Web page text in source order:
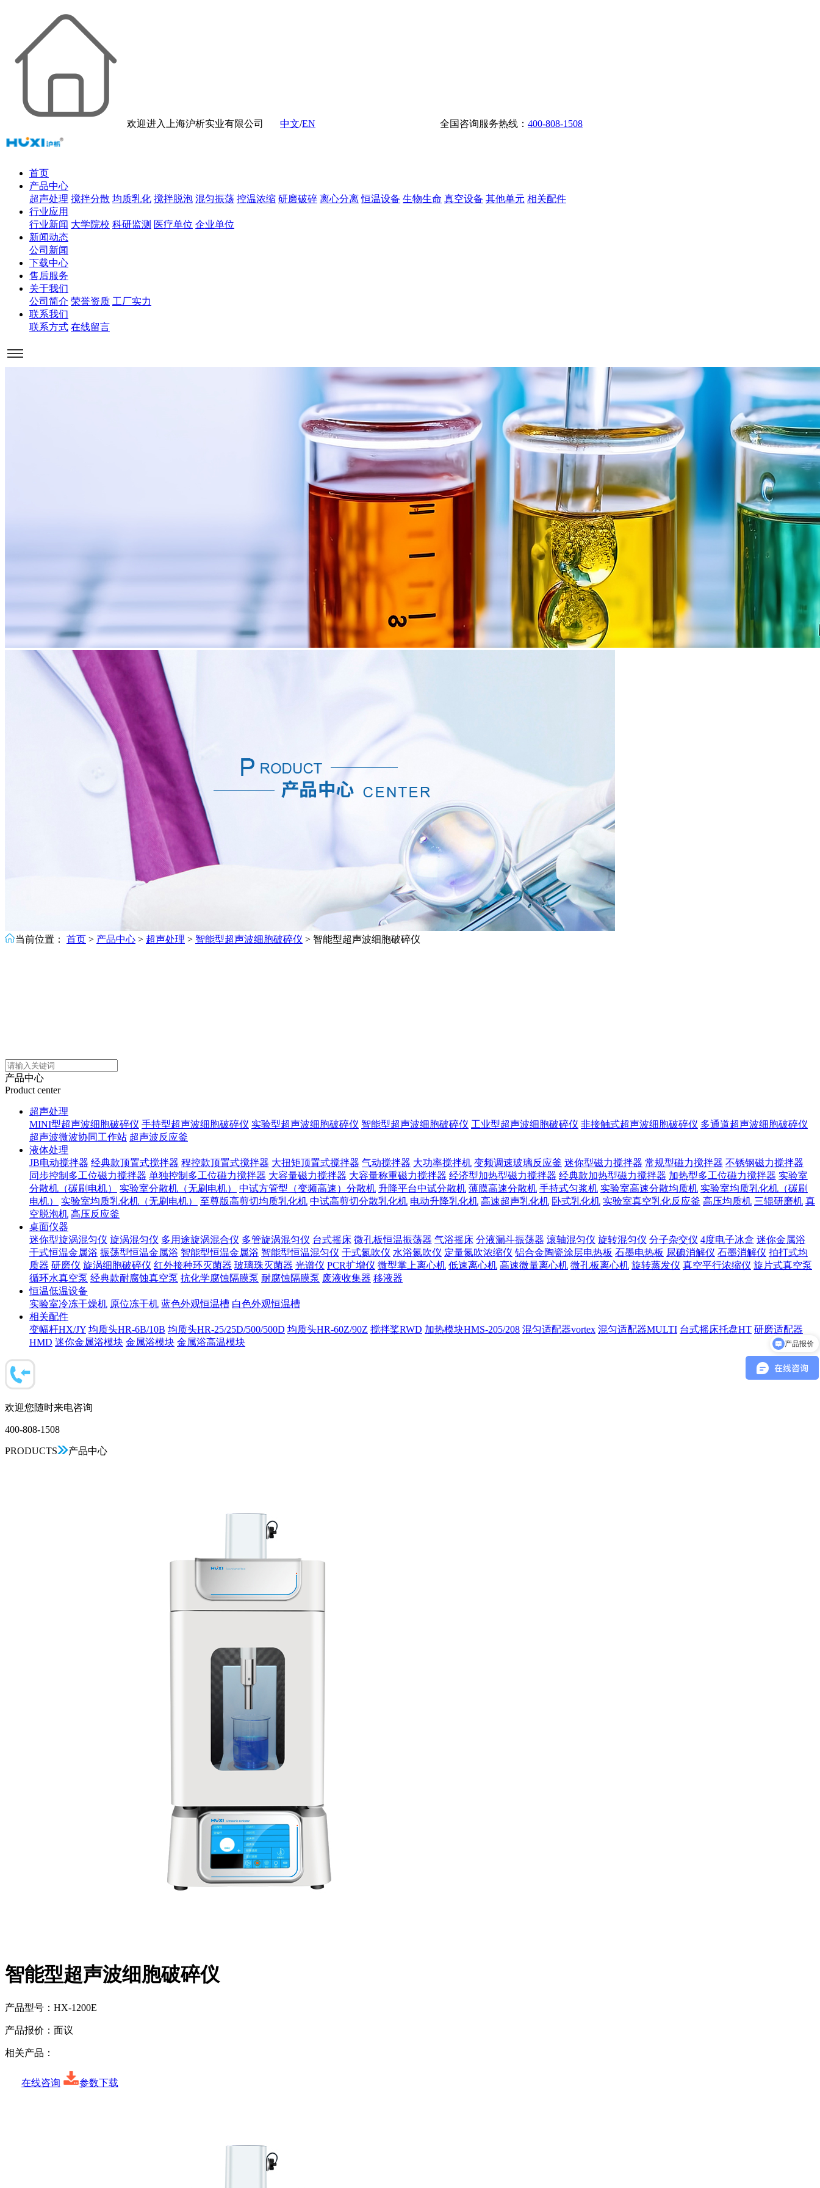
欢迎进入上海沪析实业有限公司 中文/EN 全国咨询服务热线： 400-808-1508
首页
产品中心
超声处理 搅拌分散 均质乳化 搅拌脱泡 混匀振荡 控温浓缩 研磨破碎 离心分离 恒温设备 生物生命 真空设备 其他单元 相关配件
行业应用
行业新闻 大学院校 科研监测 医疗单位 企业单位
新闻动态
公司新闻
下载中心
售后服务
关于我们
公司简介 荣誉资质 工厂实力
联系我们
联系方式 在线留言
当前位置： 首页 > 产品中心 > 超声处理 > 智能型超声波细胞破碎仪 > 智能型超声波细胞破碎仪
产品中心
Product center
超声处理
MINI型超声波细胞破碎仪 手持型超声波细胞破碎仪 实验型超声波细胞破碎仪 智能型超声波细胞破碎仪 工业型超声波细胞破碎仪 非接触式超声波细胞破碎仪 多通道超声波细胞破碎仪
超声波微波协同工作站 超声波反应釜
液体处理
JB电动搅拌器 经典款顶置式搅拌器 程控款顶置式搅拌器 大扭矩顶置式搅拌器 气动搅拌器 大功率搅拌机 变频调速玻璃反应釜 迷你型磁力搅拌器 常规型磁力搅拌器 不锈钢磁力搅拌器
同步控制多工位磁力搅拌器 单独控制多工位磁力搅拌器 大容量磁力搅拌器 大容量称重磁力搅拌器 经济型加热型磁力搅拌器 经典款加热型磁力搅拌器 加热型多工位磁力搅拌器 实验室
分散机（碳刷电机）
实验室分散机（无刷电机） 中试方管型（变频高速）分散机 升降平台中试分散机 薄膜高速分散机 手持式匀浆机 实验室高速分散均质机 实验室均质乳化机（碳刷
电机）
实验室均质乳化机（无刷电机） 至尊版高剪切均质乳化机 中试高剪切分散乳化机 电动升降乳化机 高速超声乳化机 卧式乳化机 实验室真空乳化反应釜 高压均质机 三辊研磨机 真
空脱泡机 高压反应釜
桌面仪器
迷你型旋涡混匀仪 旋涡混匀仪 多用途旋涡混合仪 多管旋涡混匀仪 台式摇床 微孔板恒温振荡器 气浴摇床 分液漏斗振荡器 滚轴混匀仪 旋转混匀仪 分子杂交仪 4度电子冰盒 迷你金属浴
干式恒温金属浴 振荡型恒温金属浴 智能型恒温金属浴 智能型恒温混匀仪 干式氮吹仪 水浴氮吹仪 定量氮吹浓缩仪 铝合金陶瓷涂层电热板 石墨电热板 尿碘消解仪 石墨消解仪 拍打式均
质器 研磨仪 旋涡细胞破碎仪 红外接种环灭菌器 玻璃珠灭菌器 光谱仪 PCR扩增仪 微型掌上离心机 低速离心机 高速微量离心机 微孔板离心机 旋转蒸发仪 真空平行浓缩仪 旋片式真空泵
循环水真空泵 经典款耐腐蚀真空泵 抗化学腐蚀隔膜泵 耐腐蚀隔膜泵 废液收集器 移液器
恒温低温设备
实验室冷冻干燥机 原位冻干机 蓝色外观恒温槽 白色外观恒温槽
相关配件
变幅杆HX/JY 均质头HR-6B/10B 均质头HR-25/25D/500/500D 均质头HR-60Z/90Z 搅拌桨RWD 加热模块HMS-205/208 混匀适配器vortex 混匀适配器MULTI 台式摇床托盘HT 研磨适配器
HMD 迷你金属浴模块 金属浴模块 金属浴高温模块
欢迎您随时来电咨询
400-808-1508
PRODUCTS 产品中心
智能型超声波细胞破碎仪
产品型号： HX-1200E
产品报价： 面议
相关产品：
在线咨询 参数下载
产品参数